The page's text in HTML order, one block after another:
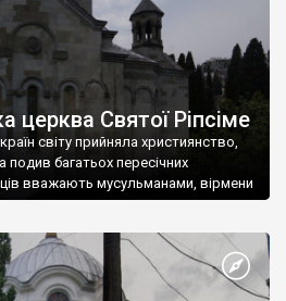
церква Святої Ріпсіме
світу прийняла християнство,
подив багатьох пересічних
вважають мусульманами, вірмени